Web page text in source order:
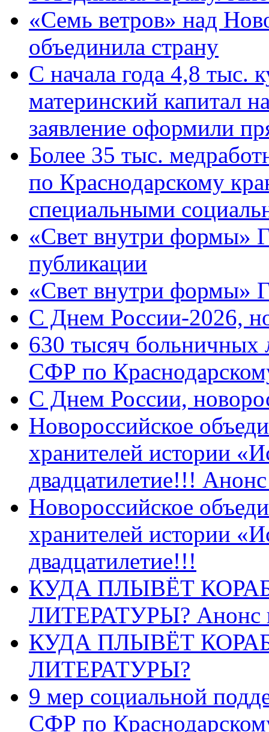
«Семь ветров» над
объединила страну
С начала года 4,8 тыс.
материнский капитал
заявление оформили
Более 35 тыс.
по Краснодарскому
специальными
«Свет внутри формы»
публикации
«Свет внутри формы»
C Днем России-2026,
630 тысяч больничных
СФР по
C Днем России,
Новороссийское
хранителей истории
двадцатилетие!!!
Новороссийское
хранителей истории
двадцатилетие!!!
КУДА ПЛЫВЁТ
ЛИТЕРАТУРЫ? Анонс
КУДА ПЛЫВЁТ
ЛИТЕРАТУРЫ?
9 мер социальной
СФР по